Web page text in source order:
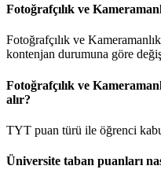
Fotoğrafçılık ve
Fotoğrafçılık ve
kontenjan durumuna göre
Fotoğrafçılık ve
alır?
TYT puan türü ile öğrenci
Üniversite taban puanları